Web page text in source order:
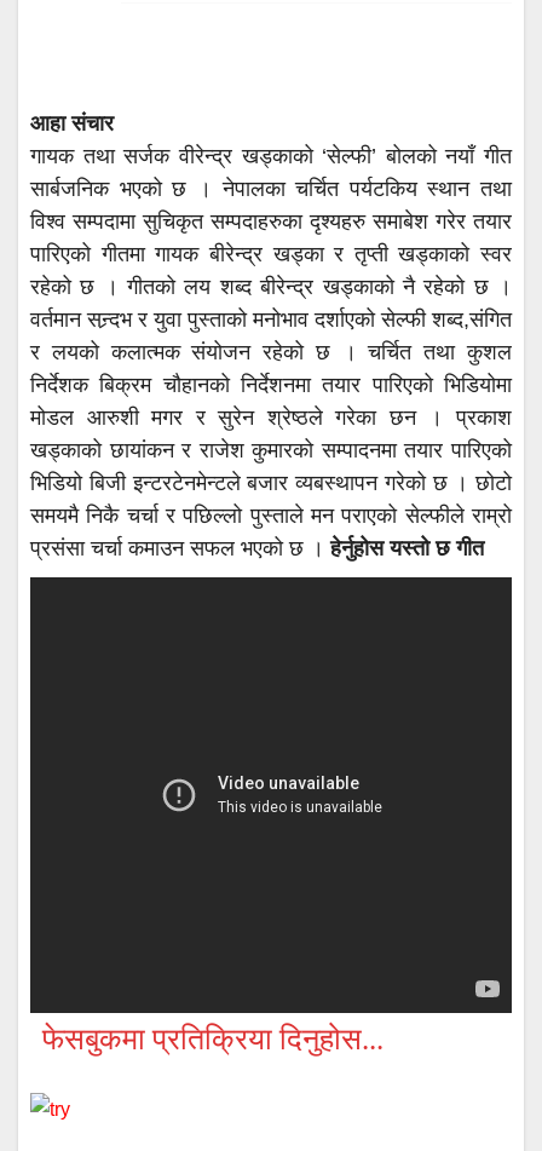
आहा संचार
गायक तथा सर्जक वीरेन्द्र खड्काको ‘सेल्फी’ बोलको नयाँ गीत
सार्बजनिक भएको छ । नेपालका चर्चित पर्यटकिय स्थान तथा
विश्व सम्पदामा सुचिकृत सम्पदाहरुका दृश्यहरु समाबेश गरेर तयार
पारिएको गीतमा गायक बीरेन्द्र खड्का र तृप्ती खड्काको स्वर
रहेको छ । गीतको लय शब्द बीरेन्द्र खड्काको नै रहेको छ ।
वर्तमान सन्र्दभ र युवा पुस्ताको मनोभाव दर्शाएको सेल्फी शब्द,संगित
र लयको कलात्मक संयोजन रहेको छ । चर्चित तथा कुशल
निर्देशक बिक्रम चौहानको निर्देशनमा तयार पारिएको भिडियोमा
मोडल आरुशी मगर र सुरेन श्रेष्ठले गरेका छन । प्रकाश
खड्काको छायांकन र राजेश कुमारको सम्पादनमा तयार पारिएको
भिडियो बिजी इन्टरटेनमेन्टले बजार व्यबस्थापन गरेको छ । छोटो
समयमै निकै चर्चा र पछिल्लो पुस्ताले मन पराएको सेल्फीले राम्रो
प्रसंसा चर्चा कमाउन सफल भएको छ ।हेर्नुहोस यस्तो छ गीत
फेसबुकमा प्रतिक्रिया दिनुहोस...